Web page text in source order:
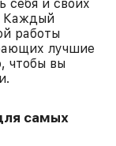
себя и своих
Каждый
работы
лучшие
чтобы вы
самых